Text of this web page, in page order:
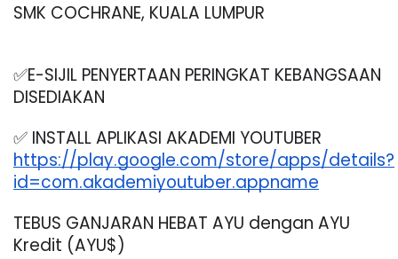
SMK COCHRANE, KUALA LUMPUR
✅E-SIJIL PENYERTAAN PERINGKAT KEBANGSAAN
DISEDIAKAN
https://play.google.com/store/apps/details?
id=com.akademiyoutuber.appname
TEBUS GANJARAN HEBAT AYU dengan AYU
Kredit (AYU$)